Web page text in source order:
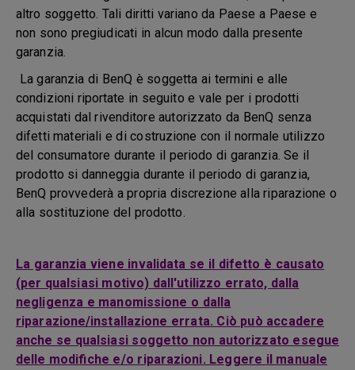
altro soggetto. Tali diritti variano da Paese a Paese e
non sono pregiudicati in alcun modo dalla presente
garanzia.
La garanzia di BenQ è soggetta ai termini e alle
condizioni riportate in seguito e vale per i prodotti
acquistati dal rivenditore autorizzato da BenQ senza
difetti materiali e di costruzione con il normale utilizzo
del consumatore durante il periodo di garanzia. Se il
prodotto si danneggia durante il periodo di garanzia,
BenQ provvederà a propria discrezione alla riparazione o
alla sostituzione del prodotto.
La garanzia viene invalidata se il difetto è causato
(per qualsiasi motivo) dall'utilizzo errato, dalla
negligenza e manomissione o dalla
riparazione/installazione errata. Ciò può accadere
anche se qualsiasi soggetto non autorizzato esegue
delle modifiche e/o riparazioni. Leggere il manuale